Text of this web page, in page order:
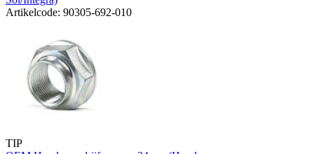
Artikelcode: 90305-692-010
TIP